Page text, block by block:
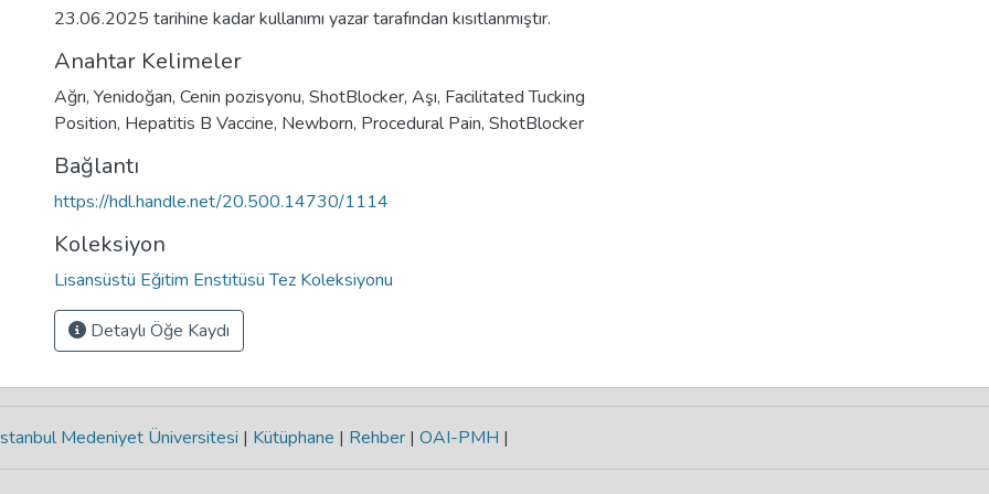
23.06.2025 tarihine kadar kullanımı yazar tarafından kısıtlanmıştır.
Anahtar Kelimeler
Ağrı, Yenidoğan, Cenin pozisyonu, ShotBlocker, Aşı, Facilitated Tucking
Position, Hepatitis B Vaccine, Newborn, Procedural Pain, ShotBlocker
Bağlantı
https://hdl.handle.net/20.500.14730/1114
Koleksiyon
Lisansüstü Eğitim Enstitüsü Tez Koleksiyonu
Detaylı Öğe Kaydı
Medeniyet Üniversitesi | Kütüphane | Rehber | OAI-PMH |